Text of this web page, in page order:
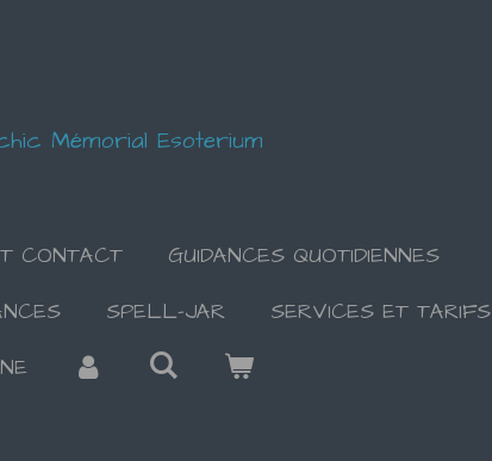
Mémorial Esoterium
CONTACT
GUIDANCES QUOTIDIENNES
SPELL-JAR
SERVICES ET TARIFS